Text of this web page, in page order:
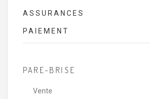
ASSURANCES
PAIEMENT
PARE-BRISE
Vente